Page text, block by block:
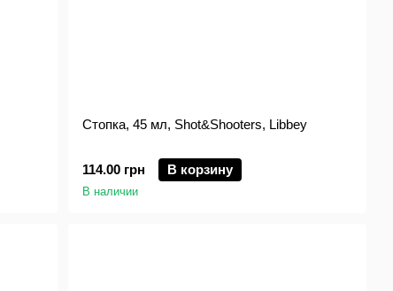
Стопка, 45 мл, Shot&Shooters, Libbey
114.00 грн В корзину
В наличии